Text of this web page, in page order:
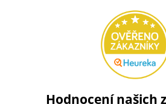
Hodnocení našich